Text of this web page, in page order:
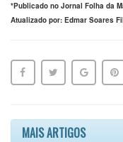
*Publicado no Jornal Folha da
Atualizado por: Edmar Soares
MAIS ARTIGOS